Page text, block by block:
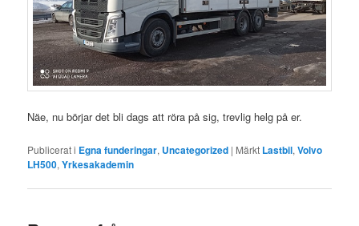
Näe, nu börjar det bli dags att röra på sig, trevlig helg på er.
Publicerat i Egna funderingar, Uncategorized | Märkt Lastbil,Volvo
LH500,Yrkesakademin